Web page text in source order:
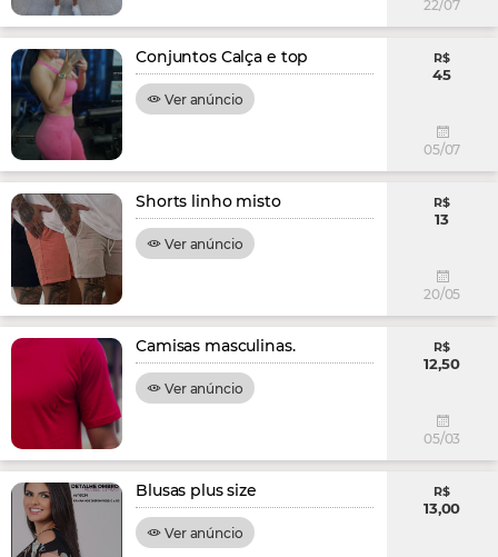
22/07
Conjuntos Calça e top
Ver anúncio
R$
45
05/07
Shorts linho misto
Ver anúncio
R$
13
20/05
Camisas masculinas.
Ver anúncio
R$
12,50
05/03
Blusas plus size
Ver anúncio
R$
13,00